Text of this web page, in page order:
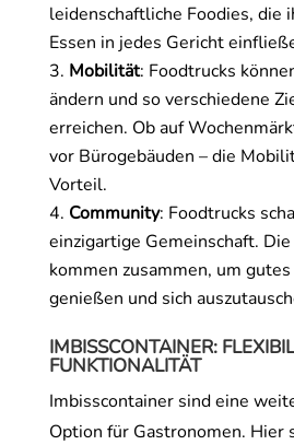
leidenschaftliche Foodies, die
Essen in jedes Gericht
Mobilität: Foodtrucks
ändern und so verschiedene
erreichen. Ob auf
vor Bürogebäuden – die
Vorteil.
Community: Foodtrucks
einzigartige Gemeinschaft.
kommen zusammen, um gutes
genießen und sich
IMBISSCONTAINER:
FUNKTIONALITÄT
Imbisscontainer sind eine
Option für Gastronomen. Hier